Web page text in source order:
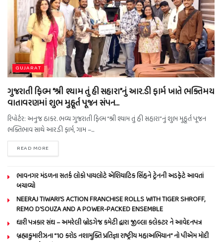
GUJARAT
ગુજરાતી ફિલ્મ “શ્રી શ્યામ તું હી સહારા”નું આર.ડી ફાર્મ ખાતે ભક્તિમય
વાતાવરણમાં શુભ મુહૂર્ત પૂજન સંપન…
રિપોર્ટર: અનુજ ઠાકર. ભવ્ય ગુજરાતી ફિલ્મ “શ્રી શ્યામ તું હી સહારા”નું શુભ મુહૂર્ત પૂજન
ભક્તિભાવ સાથે આર.ડી ફાર્મ, ગામ –...
READ MORE
ભાવનગર મંડળના સતર્ક લોકો પાયલોટે એશિયાટિક સિંહને ટ્રેનની અડફેટે આવતાં
બચાવ્યો
NEERAJ TIWARI’S ACTION FRANCHISE ROLLS WITH TIGER SHROFF,
REMO D’SOUZA AND A POWER-PACKED ENSEMBLE
ધારી પત્રકાર સંઘ – અમરેલી બ્રોડગેજ કમેટી દ્વારા જીલ્લા કલેકટર ને આવેદનપત્ર
બ્રહ્માકુમારીઝના “10 કરોડ નશામુક્તિ પ્રતિજ્ઞા રાષ્ટ્રીય મહાઅભિયાન” નો પીએમ મોદી